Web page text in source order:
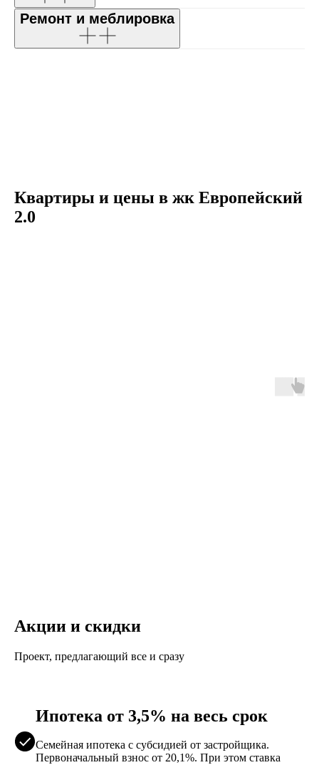
Ремонт и меблировка
Квартиры и цены в жк Европейский
2.0
Акции и скидки
Проект, предлагающий все и сразу
Ипотека от 3,5% на весь срок
Семейная ипотека с субсидией от застройщика.
Первоначальный взнос от 20,1%. При этом ставка